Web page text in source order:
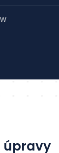
úpravy